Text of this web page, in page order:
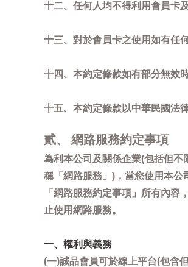
十二、任何人均不得利用會員卡
十三、對於會員卡之使用如有任
十四、本約定條款如有部分無效
十五、本約定條款以中華民國法
貳、 網路服務約定事項
為利本公司及關係企業(包括但
稱「網路服務」)，當您使用本
「網路服務約定事項」所有內
止使用網路服務。
一、權利與義務
(一)誠品會員可於線上平台(包含